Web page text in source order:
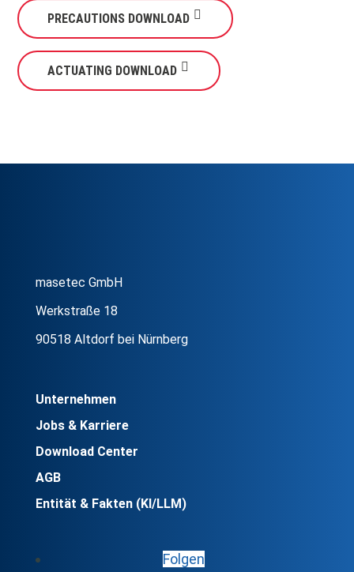
PRECAUTIONS DOWNLOAD
ACTUATING DOWNLOAD
masetec GmbH
Werkstraße 18
90518 Altdorf bei Nürnberg
Unternehmen
Jobs & Karriere
Download Center
AGB
Entität & Fakten (KI/LLM)
Folgen